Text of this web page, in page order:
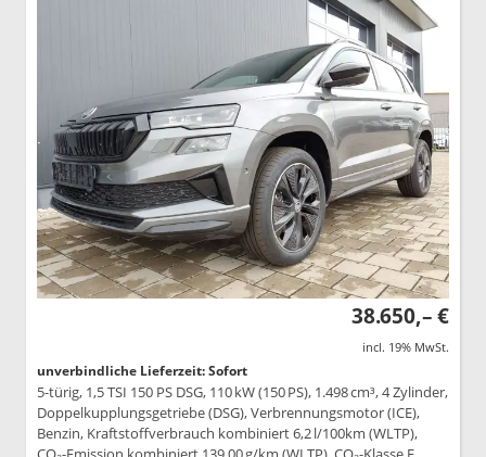
38.650,– €
incl. 19% MwSt.
unverbindliche Lieferzeit: Sofort
5-türig, 1,5 TSI 150 PS DSG, 110 kW (150 PS), 1.498 cm³, 4 Zylinder,
Doppelkupplungsgetriebe (DSG), Verbrennungsmotor (ICE),
Benzin, Kraftstoffverbrauch kombiniert 6,2 l/100km (WLTP),